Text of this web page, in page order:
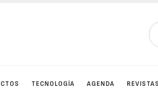
TECNOLOGÍA AGENDA REVISTAS